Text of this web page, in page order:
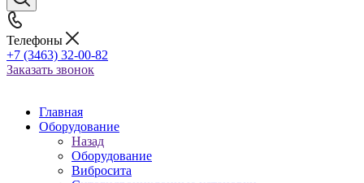
Телефоны
+7 (3463) 32-00-82
Заказать звонок
Главная
Оборудование
Назад
Оборудование
Вибросита